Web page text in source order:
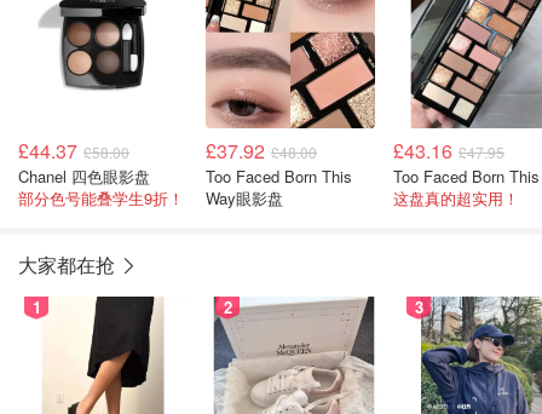
£44.37 £58.00
Chanel 四色眼影盘
部分色号能叠学生9折！
£37.92 £48.00
Too Faced Born This
Way眼影盘
£43.16 £47.95
这盘真的超实用！
大家都在抢
1 2 3